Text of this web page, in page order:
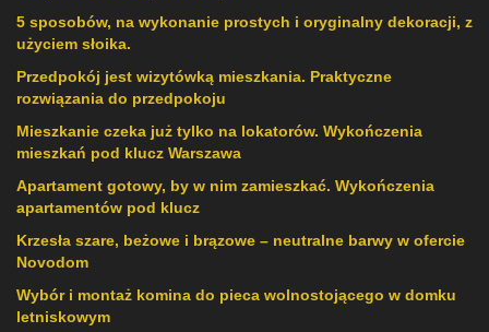
5 sposobów, na wykonanie prostych i oryginalny dekoracji, z
użyciem słoika.
Przedpokój jest wizytówką mieszkania. Praktyczne
rozwiązania do przedpokoju
Mieszkanie czeka już tylko na lokatorów. Wykończenia
mieszkań pod klucz Warszawa
Apartament gotowy, by w nim zamieszkać. Wykończenia
apartamentów pod klucz
Krzesła szare, beżowe i brązowe – neutralne barwy w ofercie
Novodom
Wybór i montaż komina do pieca wolnostojącego w domku
letniskowym